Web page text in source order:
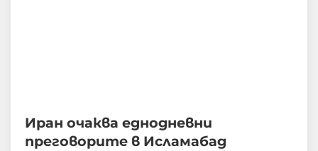
Иран очаква еднодневни
преговорите в Исламабад